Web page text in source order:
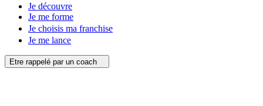
Je découvre
Je me forme
Je choisis ma franchise
Je me lance
Etre rappelé par un coach